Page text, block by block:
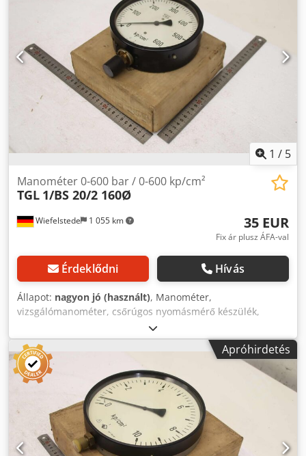
1 / 5
Wiefelstede 1 055 km
Manométer 0-600 bar / 0-600 kp/cm²
TGL 1/BS 20/2 160Ø
35 EUR
Fix ár plusz ÁFA-val
Érdeklődni Hívás
Állapot: nagyon jó (használt), Manométer,
vizsgálómanométer, csőrúgos nyomásmérő készülék,
nyomás- és hőmérséklet-mérési technológia, csőrúgos
manométer, nyomásmérő teszter, nyomáspróba készülék -
Gyártó: TGL, manométer 0-600 bar, új, eredeti
csomagolásban -Típus: 1/BM 20/2 160 0-600 kp/cm² -
Darabszám: 20 db manométer elérhető -Ár: darabonként -
Doboz mérete: 200/200/H70 mm -Súly: 0,9 kg/db Dkodpfjyd
S Rbsx Amrer
Apróhirdetés